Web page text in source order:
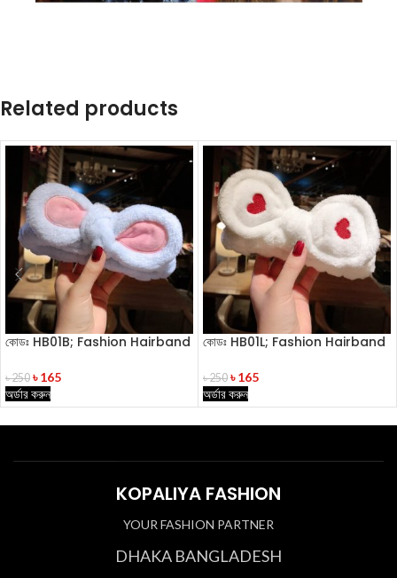
Related products
কোডঃ HB01B; Fashion Hairband
৳250 ৳165
অর্ডার করুন
কোডঃ HB01L; Fashion Hairband
৳250 ৳165
অর্ডার করুন
KOPALIYA FASHION
YOUR FASHION PARTNER
DHAKA BANGLADESH